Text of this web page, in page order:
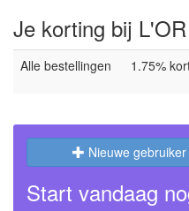
Je korting bij
Alle bestellingen 1.75%
Nieuwe gebruiker